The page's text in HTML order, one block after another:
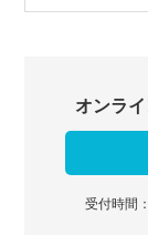
オンラ
受付時間